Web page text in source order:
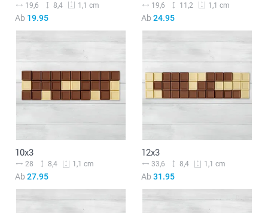
19,6 8,4 1,1 cm
Ab 19.95
19,6 11,2 1,1 cm
Ab 24.95
10x3
28 8,4 1,1 cm
Ab 27.95
12x3
33,6 8,4 1,1 cm
Ab 31.95